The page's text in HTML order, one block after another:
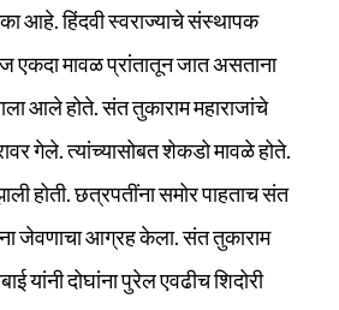
आहे. हिंदवी स्वराज्याचे संस्थापक
एकदा मावळ प्रांतातून जात असताना
आले होते. संत तुकाराम महाराजांचे
गेले. त्यांच्यासोबत शेकडो मावळे होते.
होती. छत्रपतींना समोर पाहताच संत
जेवणाचा आग्रह केला. संत तुकाराम
यांनी दोघांना पुरेल एवढीच शिदोरी